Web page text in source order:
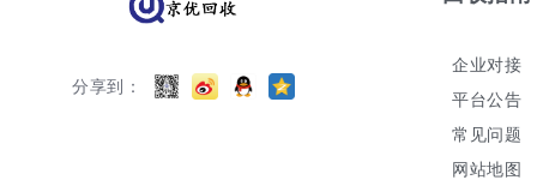
分享到：
企业对接
平台公告
常见问题
网站地图